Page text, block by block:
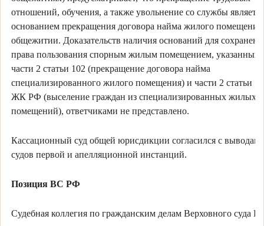
отношений, обучения, а также увольнение со службы является
основанием прекращения договора найма жилого помещения
общежитии. Доказательств наличия оснований для
права пользования спорным жилым помещением, указанных
части 2 статьи 102 (прекращение договора найма
специализированного жилого помещения) и части 2 статьи
ЖК РФ (выселение граждан из специализированных жилых
помещений), ответчиками не представлено.
Кассационный суд общей юрисдикции согласился с
судов первой и апелляционной инстанций.
Позиция ВС РФ
Судебная коллегия по гражданским делам Верховного суда